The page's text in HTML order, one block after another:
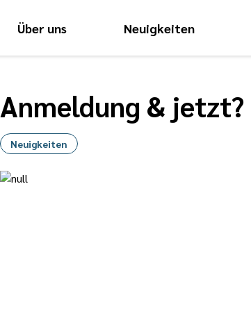
Über uns Neuigkeiten
Anmeldung & jetzt?
Neuigkeiten